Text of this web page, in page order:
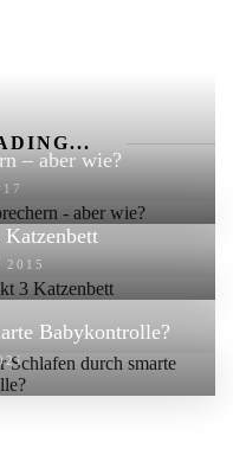
– aber wie?
2015
Babykontrolle?